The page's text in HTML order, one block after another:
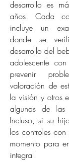
desarrollo es
años. Cada
incluye un
donde se
desarrollo del
adolescente
prevenir
valoración de
la visión y otros
algunas de las
Incluso, si su
los controles
momento para
integral.